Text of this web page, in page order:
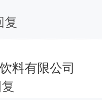
复
料有限公司